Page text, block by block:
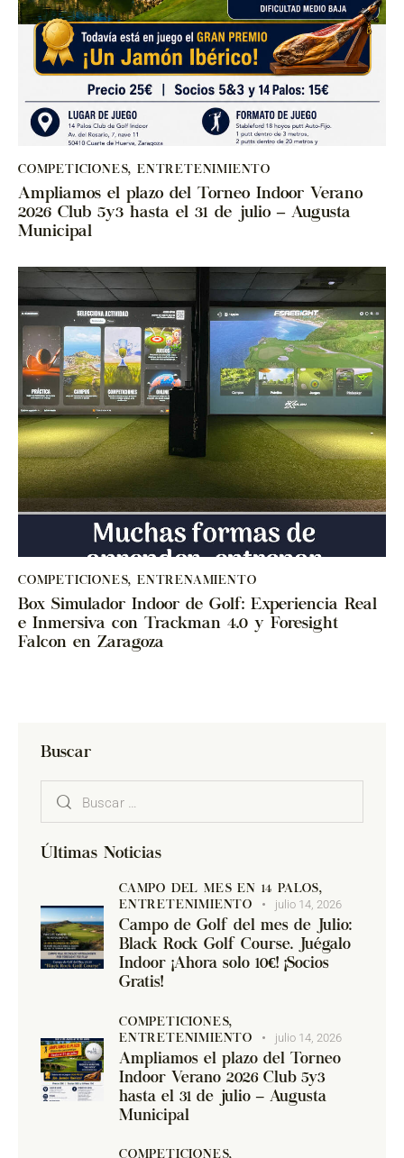
COMPETICIONES,ENTRETENIMIENTO
Ampliamos el plazo del Torneo Indoor Verano
2026 Club 5y3 hasta el 31 de julio – Augusta
Municipal
COMPETICIONES,ENTRENAMIENTO
Box Simulador Indoor de Golf: Experiencia Real
e Inmersiva con Trackman 4.0 y Foresight
Falcon en Zaragoza
Buscar
Últimas Noticias
CAMPO DEL MES EN 14 PALOS,
ENTRETENIMIENTO
julio 14, 2026
Campo de Golf del mes de Julio:
Black Rock Golf Course. Juégalo
Indoor ¡Ahora solo 10€! ¡Socios
Gratis!
COMPETICIONES,
ENTRETENIMIENTO
julio 14, 2026
Ampliamos el plazo del Torneo
Indoor Verano 2026 Club 5y3
hasta el 31 de julio – Augusta
Municipal